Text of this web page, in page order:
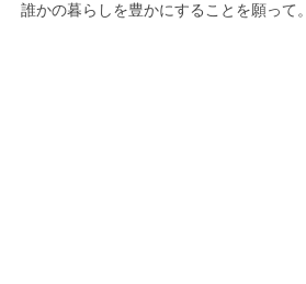
誰かの暮らしを豊かにすることを願って。